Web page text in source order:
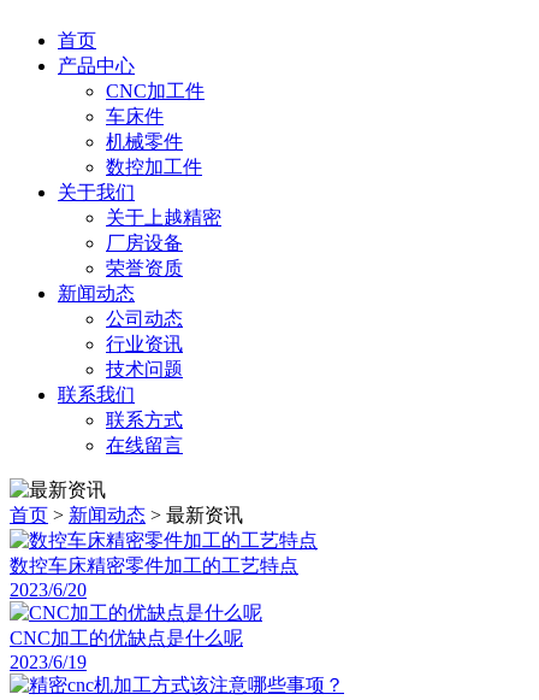
首页
产品中心
CNC加工件
车床件
机械零件
数控加工件
关于我们
关于上越精密
厂房设备
荣誉资质
新闻动态
公司动态
行业资讯
技术问题
联系我们
联系方式
在线留言
首页 > 新闻动态 > 最新资讯
数控车床精密零件加工的工艺特点
2023/6/20
CNC加工的优缺点是什么呢
2023/6/19